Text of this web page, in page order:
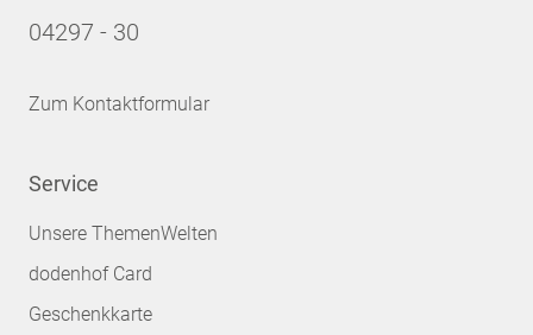
04297 - 30
Zum Kontaktformular
Service
Unsere ThemenWelten
dodenhof Card
Geschenkkarte